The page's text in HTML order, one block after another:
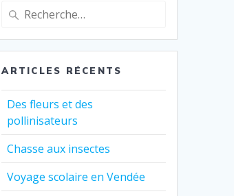
Recherche
pour
:
ARTICLES RÉCENTS
Des fleurs et des
pollinisateurs
Chasse aux insectes
Voyage scolaire en Vendée